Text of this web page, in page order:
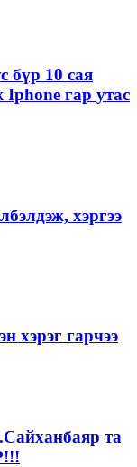
бүр 10 сая
гар утас
хэргээ
хэрэг гарчээ
та